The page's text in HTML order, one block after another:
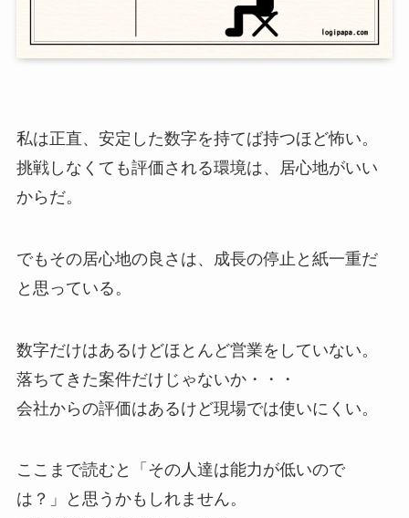
私は正直、安定した数字を持てば持つほど怖い。
挑戦しなくても評価される環境は、居心地がいい
からだ。
でもその居心地の良さは、成長の停止と紙一重だ
と思っている。
数字だけはあるけどほとんど営業をしていない。
落ちてきた案件だけじゃないか・・・
会社からの評価はあるけど現場では使いにくい。
ここまで読むと「その人達は能力が低いので
は？」と思うかもしれません。